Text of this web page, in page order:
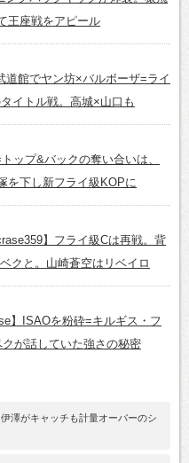
王座戦をアピール
道館でヤン坊×バルボーザ=ライ
イトル戦。高城×山口も
ップ&バックの奪い合いは、
を下し新フライ級KOPに
】フライ級Cは再戦。背
クと。山崎蒼空はリベイロ
】ISAOを粉砕=キルギス・フ
が話していた強さの秘密
澤がキャッチも計量オーバーのシ